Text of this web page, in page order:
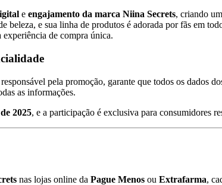
e engajamento da marca Niina Secrets, criando
beleza, e sua linha de produtos é adorada por fãs em
experiência de compra única.
responsável pela promoção, garante que todos os dados
as informações.
2025, e a participação é exclusiva para consumidores
nas lojas online da Pague Menos ou Extrafarma,